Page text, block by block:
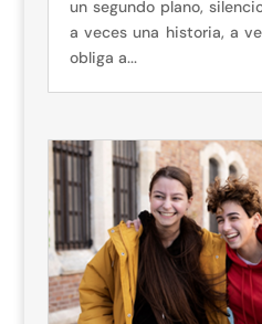
un segundo plano,
a veces una historia, a
obliga a...